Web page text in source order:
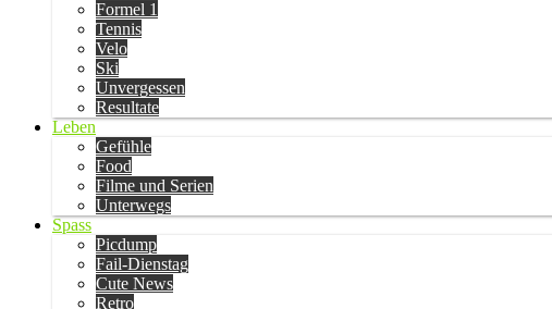
Formel 1
Tennis
Velo
Ski
Unvergessen
Resultate
Leben
Gefühle
Food
Filme und Serien
Unterwegs
Spass
Picdump
Fail-Dienstag
Cute News
Retro